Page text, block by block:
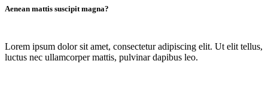
Aenean mattis suscipit magna?
Lorem ipsum dolor sit amet, consectetur adipiscing elit. Ut elit tellus,
luctus nec ullamcorper mattis, pulvinar dapibus leo.